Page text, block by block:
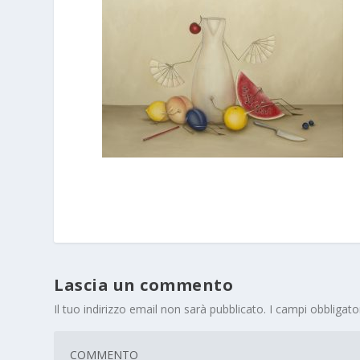
Lascia un commento
Il tuo indirizzo email non sarà pubblicato. I campi